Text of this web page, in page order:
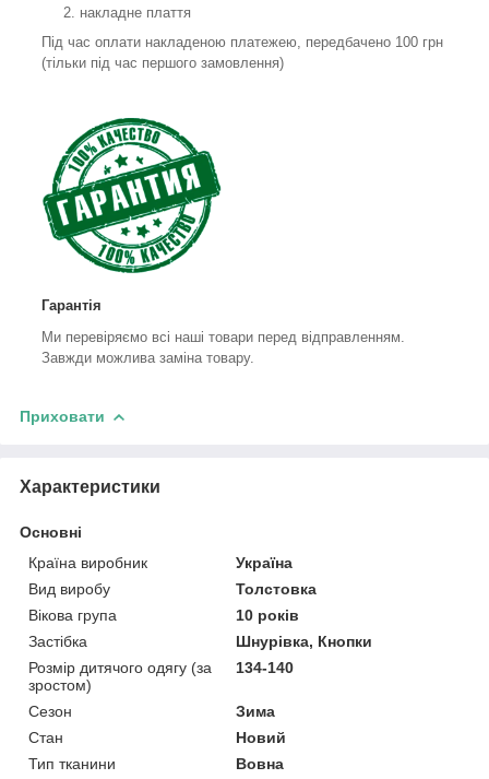
накладне плаття
Під час оплати накладеною платежею, передбачено 100 грн
(тільки під час першого замовлення)
Гарантія
Ми перевіряємо всі наші товари перед відправленням.
Завжди можлива заміна товару.
Приховати
Характеристики
Основні
Країна виробник
Україна
Вид виробу
Толстовка
Вікова група
10 років
Застібка
Шнурівка, Кнопки
Розмір дитячого одягу (за
зростом)
134-140
Сезон
Зима
Стан
Новий
Тип тканини
Вовна